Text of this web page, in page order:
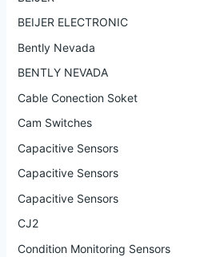
BEIJER ELECTRONIC
Bently Nevada
BENTLY NEVADA
Cable Conection Soket
Cam Switches
Capacitive Sensors
Capacitive Sensors
Capacitive Sensors
CJ2
Condition Monitoring Sensors